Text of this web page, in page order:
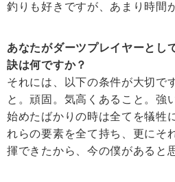
釣りも好きですが、あまり時間
あなたがダーツプレイヤーとし
訣は何ですか？
それには、以下の条件が大切で
と。頑固。気高くあること。強
始めたばかりの時は全てを犠牲
れらの要素を全て持ち、更にそ
揮できたから、今の僕があると